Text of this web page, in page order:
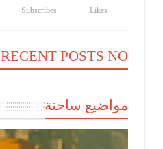
Likes
Subscribes
RECENT POSTS NO.
مواضيع ساخنة